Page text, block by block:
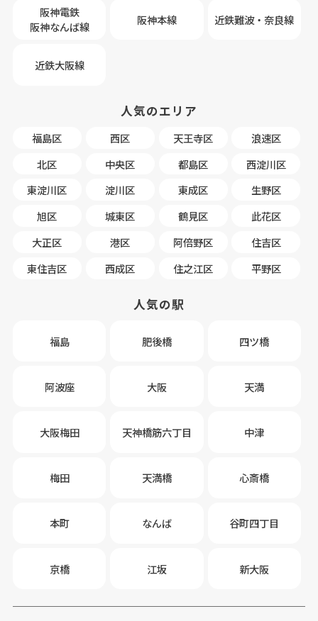
阪神電鉄
阪神なんば線
阪神本線 近鉄難波・奈良線
近鉄大阪線
人気のエリア
福島区 西区 天王寺区
浪速区
北区
中央区 都島区
西淀川区
東淀川区
淀川区 東成区
生野区
旭区
城東区 鶴見区
此花区
大正区
港区 阿倍野区
住吉区
東住吉区
西成区 住之江区 平野区
人気の駅
福島 肥後橋 四ツ橋
阿波座 大阪 天満
大阪梅田 天神橋筋六丁目 中津
梅田 天満橋 心斎橋
本町 なんば 谷町四丁目
京橋 江坂 新大阪